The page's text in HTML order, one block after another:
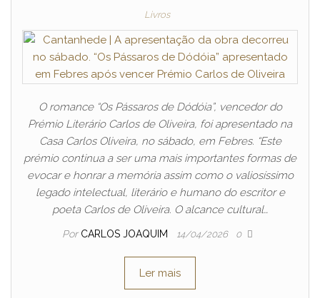
Livros
O romance “Os Pássaros de Dódóia”, vencedor do
Prémio Literário Carlos de Oliveira, foi apresentado na
Casa Carlos Oliveira, no sábado, em Febres. “Este
prémio continua a ser uma mais importantes formas de
evocar e honrar a memória assim como o valiosíssimo
legado intelectual, literário e humano do escritor e
poeta Carlos de Oliveira. O alcance cultural…
Por CARLOS JOAQUIM 14/04/2026 0
Ler mais